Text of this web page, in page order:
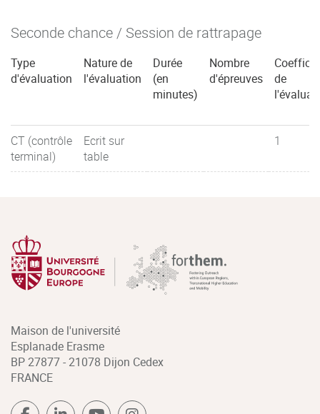
Seconde chance / Session de rattrapage
Type
d'évaluation
Nature de
l'évaluation
Durée
(en
minutes)
Nombre
d'épreuves
de
CT (contrôle
terminal)
Ecrit sur
table
1
Maison de l'université
Esplanade Erasme
BP 27877 - 21078 Dijon Cedex
FRANCE